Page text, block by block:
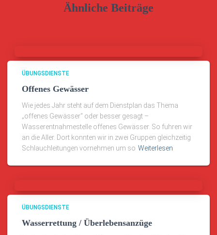
Ähnliche Beiträge
ÜBUNGSDIENSTE
Offenes Gewässer
Wie jedes Jahr steht auf dem Dienstplan das Thema
„offenes Gewässer“ oder besser gesagt –
Wasserentnahmestelle offenes Gewässer. So fuhren wir
an die Aller. Dort konnten wir in zwei Gruppen gleichzeitig
Schlauchleitungen vornehmen um so Weiterlesen
ÜBUNGSDIENSTE
Wasserrettung / Überlebensanzüge